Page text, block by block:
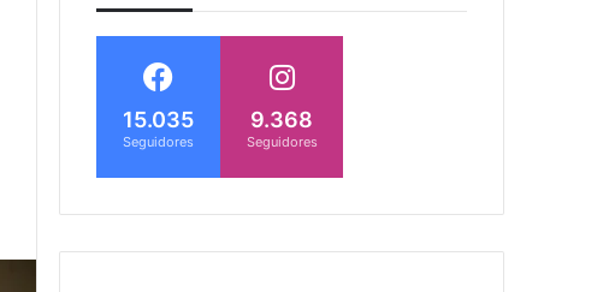
15.035
Seguidores
9.368
Seguidores